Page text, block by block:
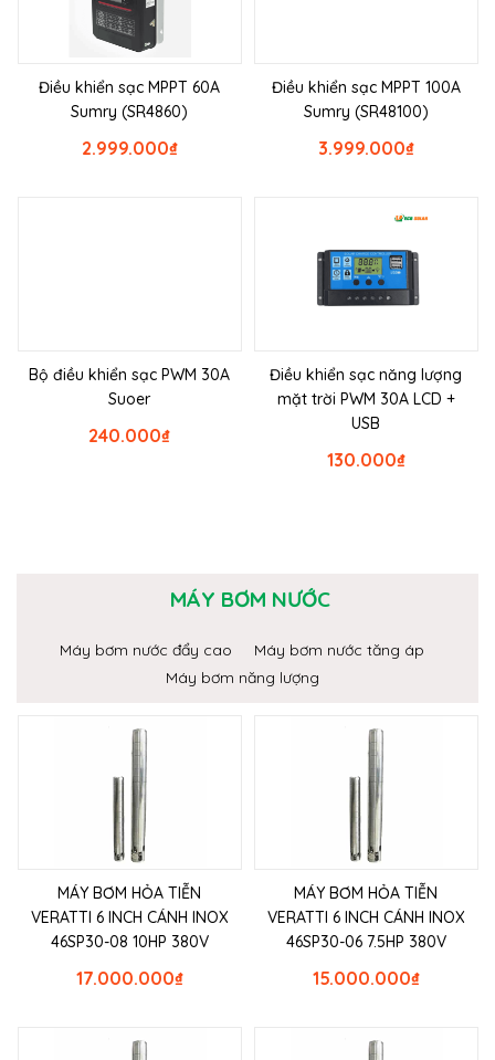
Điều khiển sạc MPPT 60A
Sumry (SR4860)
₫
2.999.000
Điều khiển sạc MPPT 100A
Sumry (SR48100)
₫
3.999.000
Bộ điều khiển sạc PWM 30A
Suoer
₫
240.000
Điều khiển sạc năng lượng
mặt trời PWM 30A LCD +
USB
₫
130.000
MÁY BƠM NƯỚC
Máy bơm nước đẩy cao
Máy bơm nước tăng áp
Máy bơm năng lượng
MÁY BƠM HỎA TIỄN
VERATTI 6 INCH CÁNH INOX
46SP30-08 10HP 380V
₫
17.000.000
MÁY BƠM HỎA TIỄN
VERATTI 6 INCH CÁNH INOX
46SP30-06 7.5HP 380V
₫
15.000.000